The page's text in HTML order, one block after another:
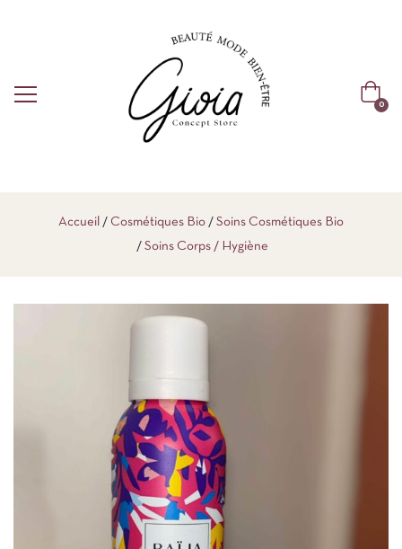
0
Accueil Cosmétiques Bio
Soins Cosmétiques Bio
Soins Corps / Hygiène